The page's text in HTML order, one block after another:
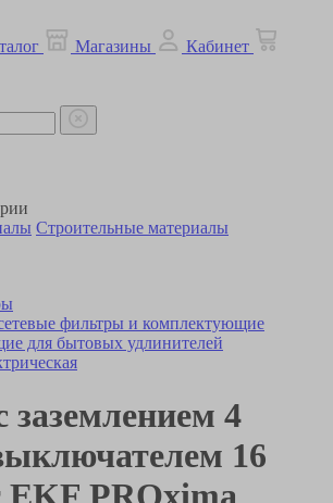
Магазины
Кабинет
Строительные материалы
фильтры и комплектующие
для бытовых удлинителей
заземлением 4
16